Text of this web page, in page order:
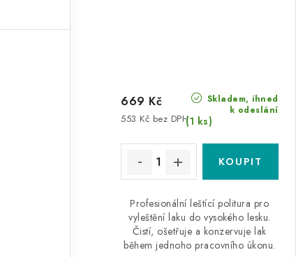
Skladem, ihned
k odeslání
(1 ks)
553 Kč bez DPH
669 Kč
Profesionální leštící politura pro
vyleštění laku do vysokého lesku.
Čistí, ošetřuje a konzervuje lak
během jednoho pracovního úkonu.